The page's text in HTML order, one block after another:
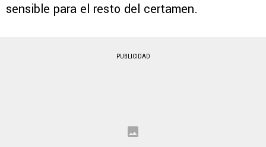
sensible para el resto del certamen.
PUBLICIDAD